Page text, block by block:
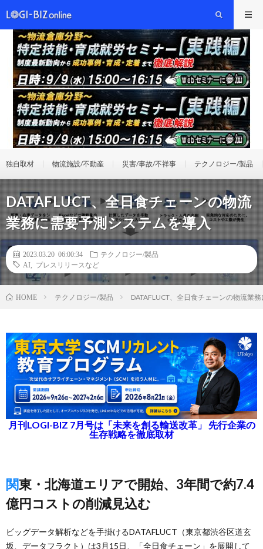
独自取材 物流施設/不動産 災害/事故/不祥事 テクノロジー/製品
DATAFLUCT、全日食チェーンの物流
業務に需要予測システムを導入
2023.03.20 06:00:34
テクノロジー/製品
AI
プレスリリースなど
HOME テクノロジー/製品 DATAFLUCT、全日食チェーンの物流業
月刊LOGI-BIZ 7月号は「未来を創る輸送改革」 先行企業の
生存戦略を徹底取材
関東・北海道エリアで開始、3年間で約7.4
億円コストの削減見込む
ビッグデータ解析などを手掛けるDATAFLUCT（東京都渋谷区道玄
坂、データフラクト）は3月15日、「全日食チェーン」を展開して